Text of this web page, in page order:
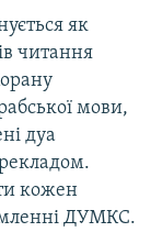
як
читання
мови,
дуа
кожен
ДУМКС.